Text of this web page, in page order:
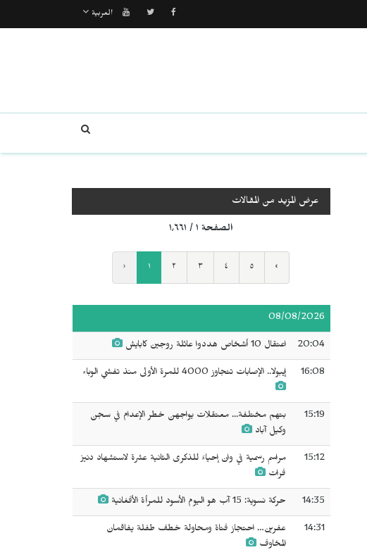
العربية
عرض المزيد من المقالات
الصفحة ١ / ١٬٦٦١
‹ ١ ٢ ٣ ٤ ٥ ›
08/08/2026
20:04 اعتقال 10 أشخاص هددوا عائلة روجين كابايش
16:08 إيبولا.. الإصابات تتجاوز 4000 للمرة الأولى منذ تفشي الوباء
15:19
بتهم مختلفة... معتقلات يواجهن خطر الإعدام في سجن
وكيل آباد
15:12
مراسم رسمية في وان إحياءً للذكرى الثانية عشرة لاستشهاد دنيز
فرات
14:35 حركة نسوية: 15 آب هو اليوم الأسود للمرأة الأفغانية
14:31
عفرين… احتجاز فتاة ومحاولة خطف طفلة يفاقمان
المخاوف